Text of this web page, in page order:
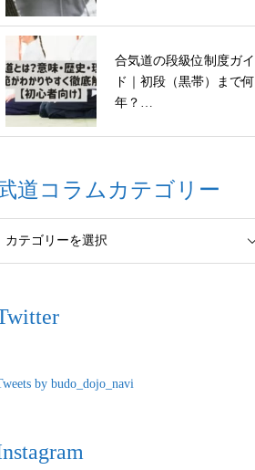
合気道の段級位制度ガイ
ド｜初段（黒帯）まで何
年？…
道コラムカテゴリー
by budo_dojo_navi